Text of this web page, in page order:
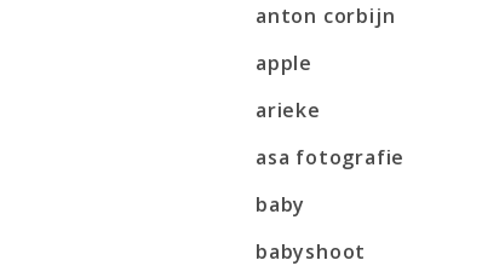
anton corbijn
apple
arieke
asa fotografie
baby
babyshoot